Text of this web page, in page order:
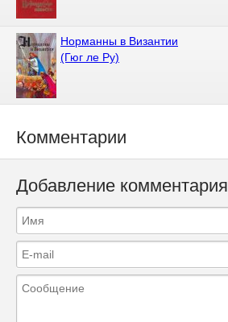
Норманны в Византии
(Гюг ле Ру)
Комментарии
Добавление комментария